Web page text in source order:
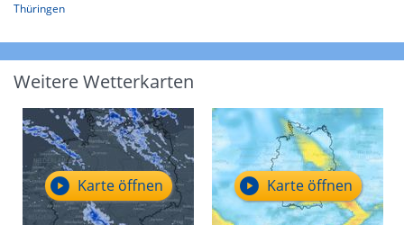
Thüringen
Weitere Wetterkarten
Karte öffnen Karte öffnen